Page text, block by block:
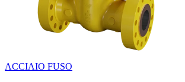
ACCIAIO FUSO